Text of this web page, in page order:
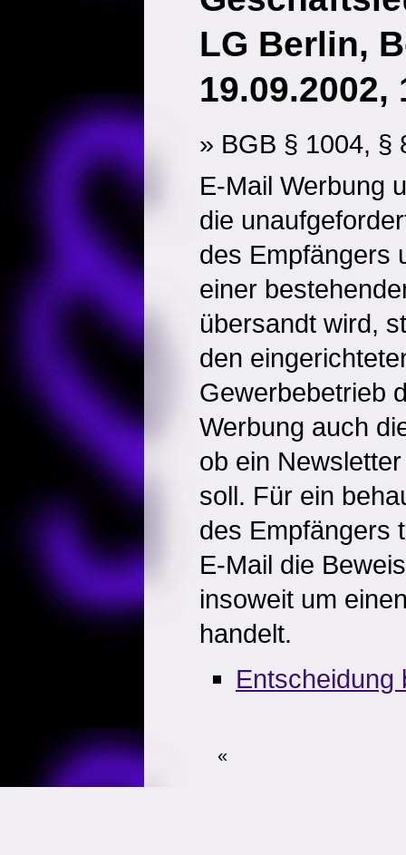
LG Berlin,
19.09.2002,
» BGB § 1004, §
E-Mail Werbung
die
des Empfängers
einer
übersandt wird,
den
Gewerbebetrieb
Werbung auch
ob ein
soll. Für ein
des Empfängers
E-Mail die
insoweit um
handelt.
Entscheidung
«